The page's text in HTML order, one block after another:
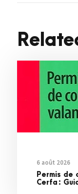
6 août 2026
Permis de
Cerfa :